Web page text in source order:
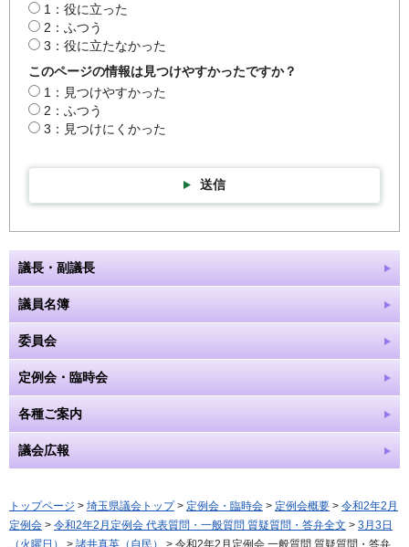
1：役に立った
2：ふつう
3：役に立たなかった
このページの情報は見つけやすかったですか？
1：見つけやすかった
2：ふつう
3：見つけにくかった
送信
議長・副議長
議員名簿
委員会
定例会・臨時会
各種ご案内
議会広報
トップページ > 埼玉県議会トップ> 定例会・臨時会 > 定例会概要 > 令和2年2月
定例会 > 令和2年2月定例会 代表質問・一般質問 質疑質問・答弁全文 > 3月3日
（火曜日）
> 諸井真英（自民）
> 令和2年2月定例会 一般質問 質疑質問・答弁